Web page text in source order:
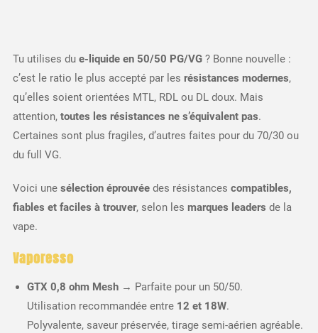
Tu utilises du e-liquide en 50/50 PG/VG? Bonne nouvelle :
c’est le ratio le plus accepté par les résistances modernes,
qu’elles soient orientées MTL, RDL ou DL doux. Mais
attention, toutes les résistances ne s’équivalent pas.
Certaines sont plus fragiles, d’autres faites pour du 70/30 ou
du full VG.
Voici une sélection éprouvéedes résistances compatibles,
fiables et faciles à trouver, selon les marques leaders de la
vape.
Vaporesso
GTX 0,8 ohm Mesh→ Parfaite pour un 50/50.
Utilisation recommandée entre 12 et 18W.
Polyvalente, saveur préservée, tirage semi-aérien agréable.